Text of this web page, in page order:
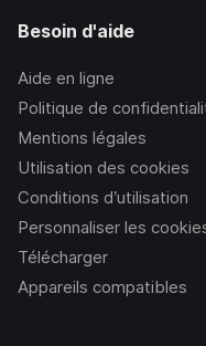
Besoin d'aide
Aide en ligne
Politique de
Mentions légales
Utilisation des cookies
Conditions d’utilisation
Personnaliser les
Télécharger
Appareils compatibles